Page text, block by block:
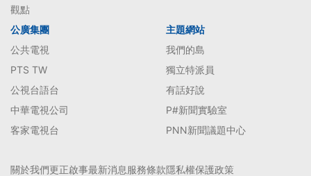
觀點
公廣集團
公共電視
PTS TW
公視台語台
中華電視公司
客家電視台
主題網站
我們的島
獨立特派員
有話好說
P#新聞實驗室
PNN新聞議題中心
關於我們更正啟事最新消息服務條款隱私權保護政策